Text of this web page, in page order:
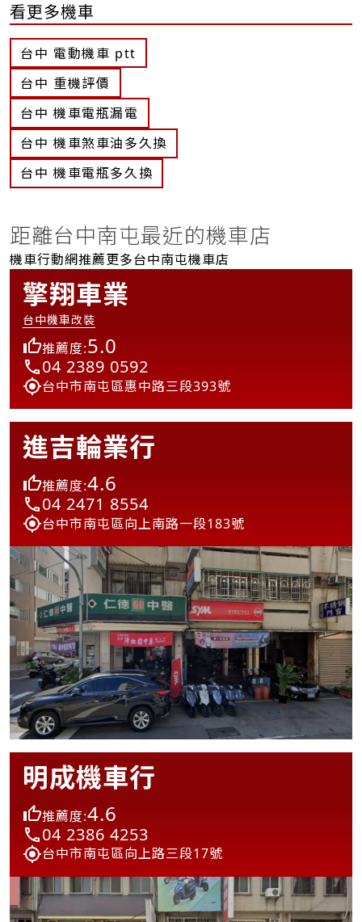
看更多機車
台中 電動機車 ptt
台中 重機評價
台中 機車電瓶漏電
台中 機車煞車油多久換
台中 機車電瓶多久換
距離台中南屯最近的機車店
機車行動網推薦更多台中南屯機車店
擎翔車業
台中機車改裝
推薦度:5.0
04 2389 0592
台中市南屯區惠中路三段393號
進吉輪業行
推薦度:4.6
04 2471 8554
台中市南屯區向上南路一段183號
明成機車行
推薦度:4.6
04 2386 4253
台中市南屯區向上路三段17號